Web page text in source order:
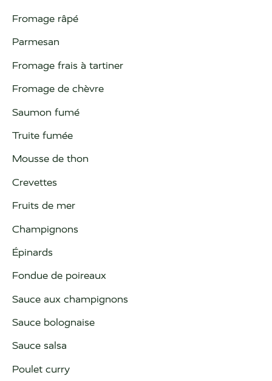
Fromage râpé
Parmesan
Fromage frais à tartiner
Fromage de chèvre
Saumon fumé
Truite fumée
Mousse de thon
Crevettes
Fruits de mer
Champignons
Épinards
Fondue de poireaux
Sauce aux champignons
Sauce bolognaise
Sauce salsa
Poulet curry